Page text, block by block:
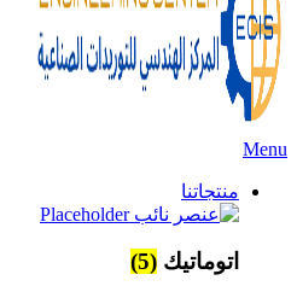
Menu
منتجاتنا
اتوماتيك (5)